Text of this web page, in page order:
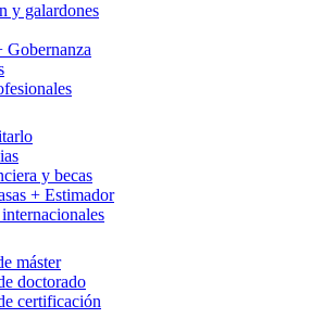
y galardones
Gobernanza
y becas
+ Estimador
máster
doctorado
certificación